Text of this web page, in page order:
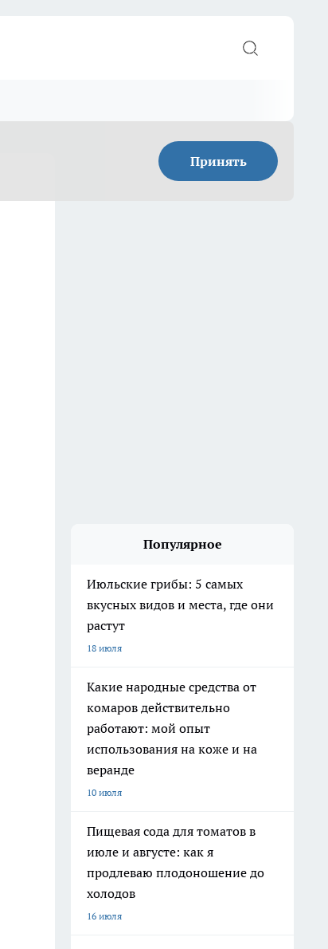
Принять
Популярное
Июльские грибы: 5 самых
вкусных видов и места, где они
растут
18 июля
Какие народные средства от
комаров действительно
работают: мой опыт
использования на коже и на
веранде
10 июля
Пищевая сода для томатов в
июле и августе: как я
продлеваю плодоношение до
холодов
16 июля